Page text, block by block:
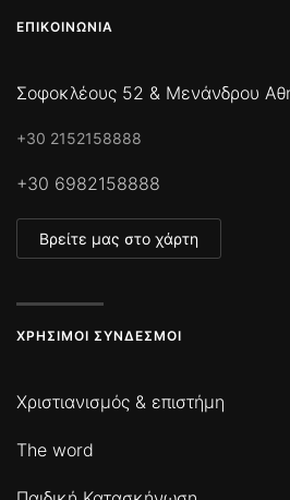
ΕΠΙΚΟΙΝΩΝΊΑ
Σοφοκλέους 52 & Μενάνδρου
+30 2152158888
+30 6982158888
Βρείτε μας στο χάρτη
ΧΡΉΣΙΜΟΙ ΣΎΝΔΕΣΜΟΙ
Χριστιανισμός & επιστήμη
The word